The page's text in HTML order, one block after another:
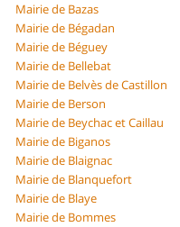
Mairie de Bazas
Mairie de Bégadan
Mairie de Béguey
Mairie de Bellebat
Mairie de Belvès de Castillon
Mairie de Berson
Mairie de Beychac et Caillau
Mairie de Biganos
Mairie de Blaignac
Mairie de Blanquefort
Mairie de Blaye
Mairie de Bommes